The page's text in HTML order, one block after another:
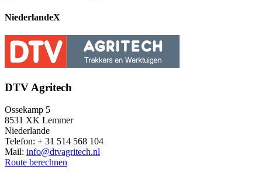
NiederlandeX
DTV Agritech
Ossekamp 5
8531 XK Lemmer
Niederlande
Telefon: + 31 514 568 104
Mail: info@dtvagritech.nl
Route berechnen